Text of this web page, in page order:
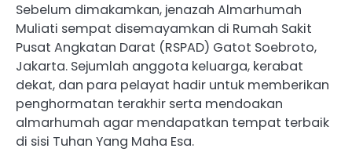
Sebelum dimakamkan, jenazah Almarhumah
Muliati sempat disemayamkan di Rumah Sakit
Pusat Angkatan Darat (RSPAD) Gatot Soebroto,
Jakarta. Sejumlah anggota keluarga, kerabat
dekat, dan para pelayat hadir untuk memberikan
penghormatan terakhir serta mendoakan
almarhumah agar mendapatkan tempat terbaik
di sisi Tuhan Yang Maha Esa.